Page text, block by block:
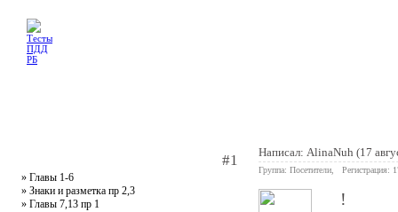
» Главы 1-6
» Знаки и разметка пр 2,3
» Главы 7,13 пр 1
#1 Написал: AlinaNuh (17
Группа: Посетители, Регистрация:
!